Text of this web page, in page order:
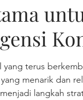
yang terus
menarik dan
langkah